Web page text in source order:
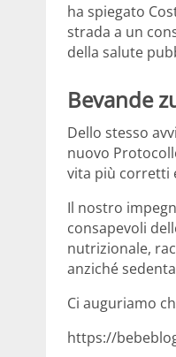
ha spiegato
strada a un
della salute
Bevande
Dello stesso
nuovo
vita più corretti
Il nostro
consapevoli
nutrizionale,
anziché
Ci auguriamo
https://